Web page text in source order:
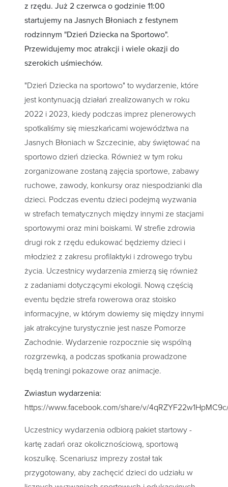
z rzędu. Już 2 czerwca o godzinie 11:00
startujemy na Jasnych Błoniach z festynem
rodzinnym "Dzień Dziecka na Sportowo".
Przewidujemy moc atrakcji i wiele okazji do
szerokich uśmiechów.
"Dzień Dziecka na sportowo" to wydarzenie, które
jest kontynuacją działań zrealizowanych w roku
2022 i 2023, kiedy podczas imprez plenerowych
spotkaliśmy się mieszkańcami województwa na
Jasnych Błoniach w Szczecinie, aby świętować na
sportowo dzień dziecka. Również w tym roku
zorganizowane zostaną zajęcia sportowe, zabawy
ruchowe, zawody, konkursy oraz niespodzianki dla
dzieci. Podczas eventu dzieci podejmą wyzwania
w strefach tematycznych między innymi ze stacjami
sportowymi oraz mini boiskami. W strefie zdrowia
drugi rok z rzędu edukować będziemy dzieci i
młodzież z zakresu profilaktyki i zdrowego trybu
życia. Uczestnicy wydarzenia zmierzą się również
z zadaniami dotyczącymi ekologii. Nową częścią
eventu będzie strefa rowerowa oraz stoisko
informacyjne, w którym dowiemy się między innymi
jak atrakcyjne turystycznie jest nasze Pomorze
Zachodnie. Wydarzenie rozpocznie się wspólną
rozgrzewką, a podczas spotkania prowadzone
będą treningi pokazowe oraz animacje.
Zwiastun wydarzenia:
https://www.facebook.com/share/v/
Uczestnicy wydarzenia odbiorą pakiet startowy -
kartę zadań oraz okolicznościową, sportową
koszulkę. Scenariusz imprezy został tak
przygotowany, aby zachęcić dzieci do udziału w